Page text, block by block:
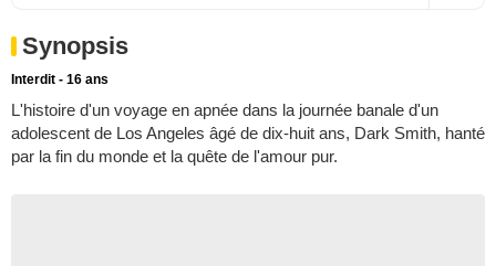
Synopsis
Interdit - 16 ans
L'histoire d'un voyage en apnée dans la journée banale d'un
adolescent de Los Angeles âgé de dix-huit ans, Dark Smith, hanté
par la fin du monde et la quête de l'amour pur.